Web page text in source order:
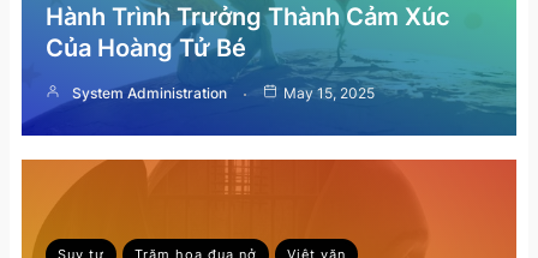
Hành Trình Trưởng Thành Cảm Xúc
Của Hoàng Tử Bé
System Administration May 15, 2025
Suy tư Trăm hoa đua nở Việt văn